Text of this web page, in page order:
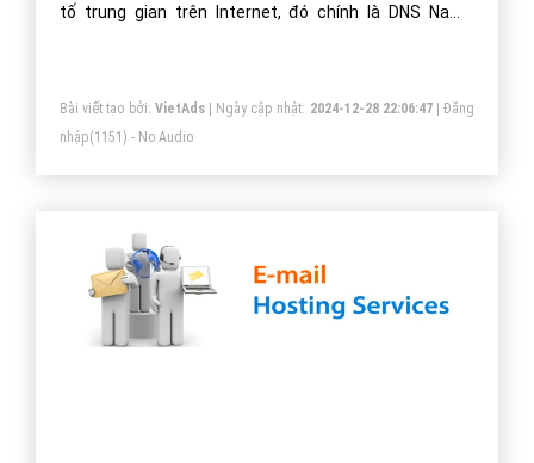
tố trung gian trên Internet, đó chính là DNS Name
Bài viết tạo bởi: VietAds| Ngày cập nhật: 2024-12-28 22:06:47|Đăng
nhập(1151) - No Audio